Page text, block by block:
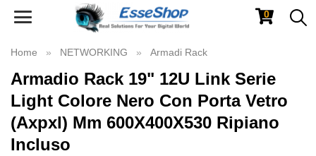
Toggle
0
Home NETWORKING Armadi Rack
Armadio Rack 19" 12U Link Serie
Light Colore Nero Con Porta Vetro
(Axpxl) Mm 600X400X530 Ripiano
Incluso